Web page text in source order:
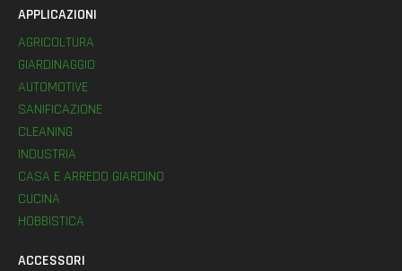
APPLICAZIONI
AGRICOLTURA
GIARDINAGGIO
AUTOMOTIVE
SANIFICAZIONE
CLEANING
INDUSTRIA
CASA E ARREDO GIARDINO
CUCINA
HOBBISTICA
ACCESSORI